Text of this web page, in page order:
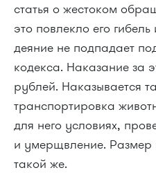
статья о жестоком
это повлекло его
деяние не подпадает
кодекса. Наказание за
рублей. Наказывается
транспортировка
для него условиях,
и умерщвление. Размер
такой же.